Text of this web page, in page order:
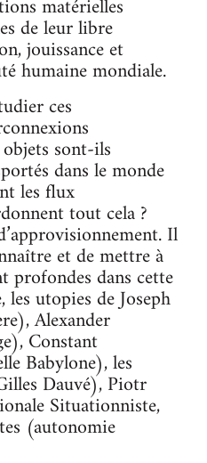
matérielles
de leur libre
jouissance et
humaine mondiale.
ces
sont-ils
dans le monde
les flux
tout cela ?
Il
et de mettre à
dans cette
utopies de Joseph
Alexander
Constant
Babylone), les
Dauvé), Piotr
Situationniste,
(autonomie